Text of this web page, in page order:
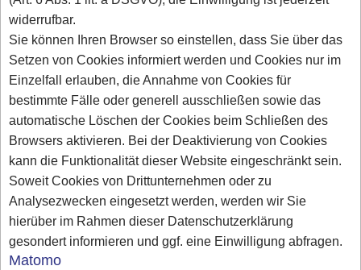
widerrufbar.
Sie können Ihren Browser so einstellen, dass Sie über das
Setzen von Cookies informiert werden und Cookies nur im
Einzelfall erlauben, die Annahme von Cookies für
bestimmte Fälle oder generell ausschließen sowie das
automatische Löschen der Cookies beim Schließen des
Browsers aktivieren. Bei der Deaktivierung von Cookies
kann die Funktionalität dieser Website eingeschränkt sein.
Soweit Cookies von Drittunternehmen oder zu
Analysezwecken eingesetzt werden, werden wir Sie
hierüber im Rahmen dieser Datenschutzerklärung
gesondert informieren und ggf. eine Einwilligung abfragen.
Matomo